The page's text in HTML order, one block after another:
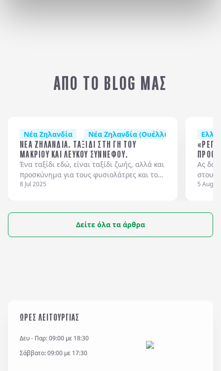
ΑΠΟ ΤΟ BLOG ΜΑΣ
Νέα Ζηλανδία Νέα Ζηλανδία (Ουέλλινγκτον -
ΝΕΑ ΖΗΛΑΝΔΙΑ. ΤΑΞΙΔΙ ΣΤΗ ΓΗ ΤΟΥ
ΜΑΚΡΙΟΥ ΚΑΙ ΛΕΥΚΟΥ ΣΥΝΝΕΦΟΥ.
Ένα ταξίδι εδώ, είναι ταξίδι ζωής, αλλά και
προσκύνημα για τους φυσιολάτρες και τους
οπαδούς της περιπέτειας με χειμερινές
ιστιοπλοΐα και το surfingπου προσελκύουν
εκατομμύρια τουρίστες.
8 Jul 2025
Ας
στους
λόγο
5 Aug
Δείτε όλα τα άρθρα
ΩΡΕΣ ΛΕΙΤΟΥΡΓΙΑΣ
Δευ - Παρ: 09:00 με 18:30
Σάββατο: 09:00 με 17:30